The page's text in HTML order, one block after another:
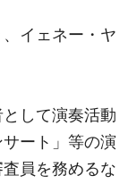
イェネー・ヤ
して演奏活動
ート」等の演
員を務めるな